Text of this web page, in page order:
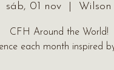
sáb, 01 nov Wilson
CFH Around the World!
each month inspired